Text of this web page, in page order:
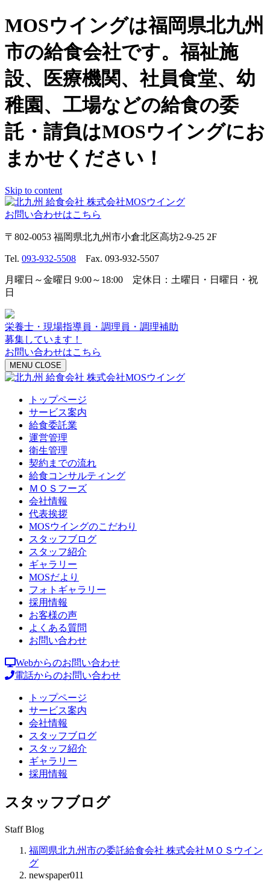
MOSウイングは福岡県北九州
市の給食会社です。福祉施
設、医療機関、社員食堂、幼
稚園、工場などの給食の委
託・請負はMOSウイングにお
まかせください！
Skip to content
お問い合わせはこちら
〒802-0053 福岡県北九州市小倉北区高坊2-9-25 2F
Tel. 093-932-5508 Fax. 093-932-5507
月曜日～金曜日 9:00～18:00 定休日：土曜日・日曜日・祝
日
栄養士・現場指導員・調理員・調理補助
募集しています！
お問い合わせはこちら
MENU CLOSE
トップページ
サービス案内
給食委託業
運営管理
衛生管理
契約までの流れ
給食コンサルティング
ＭＯＳフーズ
会社情報
代表挨拶
MOSウイングのこだわり
スタッフブログ
スタッフ紹介
ギャラリー
MOSだより
フォトギャラリー
採用情報
お客様の声
よくある質問
お問い合わせ
Webからのお問い合わせ
電話からのお問い合わせ
トップページ
サービス案内
会社情報
スタッフブログ
スタッフ紹介
ギャラリー
採用情報
スタッフブログ
Staff Blog
福岡県北九州市の委託給食会社 株式会社ＭＯＳウイン
グ
newspaper011